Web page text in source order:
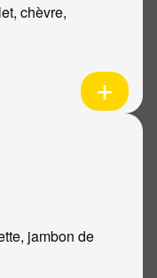
chèvre,
jambon de